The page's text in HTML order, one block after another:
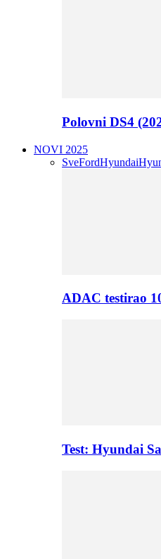
Polovni DS4
NOVI 2025
SveFordHyundai
ADAC testirao
Test: Hyundai